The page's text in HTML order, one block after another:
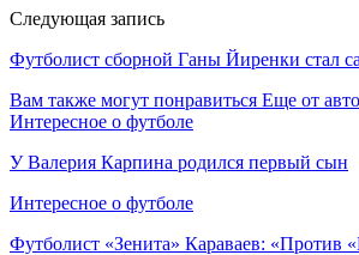
Следующая запись
Футболист сборной Ганы Йиренки стал
Вам также могут понравиться Еще от
Интересное о футболе
У Валерия Карпина родился первый сын
Интересное о футболе
Футболист «Зенита» Караваев: «Против